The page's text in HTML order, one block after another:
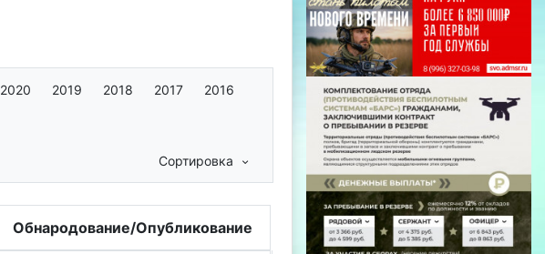
2020 2019 2018 2017
2016
Сортировка
Обнародование/Опубликование